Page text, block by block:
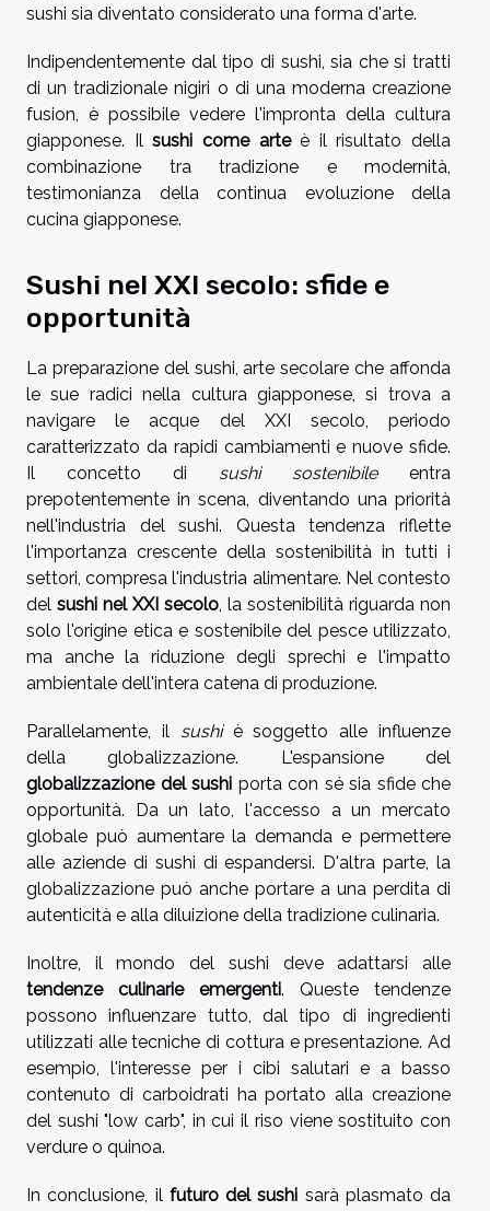
sushi sia diventato considerato una forma d'arte.
Indipendentemente dal tipo di sushi, sia che si tratti
di un tradizionale nigiri o di una moderna creazione
fusion, è possibile vedere l'impronta della cultura
giapponese. Ilsushi come arteè il risultato della
combinazione tra tradizione e modernità,
testimonianza della continua evoluzione della
cucina giapponese.
Sushi nel XXI secolo: sfide e
opportunità
La preparazione del sushi, arte secolare che affonda
le sue radici nella cultura giapponese, si trova a
navigare le acque del XXI secolo, periodo
caratterizzato da rapidi cambiamenti e nuove sfide.
Il concetto di sushi sostenibileentra
prepotentemente in scena, diventando una priorità
nell'industria del sushi. Questa tendenza riflette
l'importanza crescente della sostenibilità in tutti i
settori, compresa l'industria alimentare. Nel contesto
del sushi nel XXI secolo , la sostenibilità riguarda non
solo l'origine etica e sostenibile del pesce utilizzato,
ma anche la riduzione degli sprechi e l'impatto
ambientale dell'intera catena di produzione.
Parallelamente, il sushiè soggetto alle influenze
della globalizzazione. L'espansione del
globalizzazione del sushi porta con sé sia sfide che
opportunità. Da un lato, l'accesso a un mercato
globale può aumentare la demanda e permettere
alle aziende di sushi di espandersi. D'altra parte, la
globalizzazione può anche portare a una perdita di
autenticità e alla diluizione della tradizione culinaria.
Inoltre, il mondo del sushi deve adattarsi alle
tendenze culinarie emergenti. Queste tendenze
possono influenzare tutto, dal tipo di ingredienti
utilizzati alle tecniche di cottura e presentazione. Ad
esempio, l'interesse per i cibi salutari e a basso
contenuto di carboidrati ha portato alla creazione
del sushi "low carb", in cui il riso viene sostituito con
verdure o quinoa.
In conclusione, il futuro del sushi sarà plasmato da